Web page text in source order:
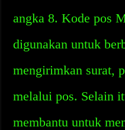
angka 8. Kode pos
digunakan untuk
mengirimkan surat,
melalui pos. Selain
membantu untuk